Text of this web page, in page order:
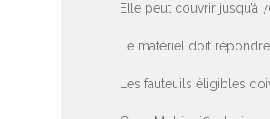
Elle peut couvrir
Le matériel doit
Les fauteuils éligibles